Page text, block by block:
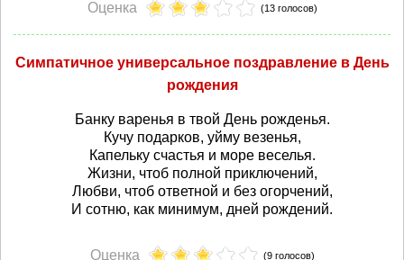
Оценка (13 голосов)
Симпатичное универсальное поздравление в День
рождения
Банку варенья в твой День рожденья.
Кучу подарков, уйму везенья,
Капельку счастья и море веселья.
Жизни, чтоб полной приключений,
Любви, чтоб ответной и без огорчений,
И сотню, как минимум, дней рождений.
Оценка (9 голосов)